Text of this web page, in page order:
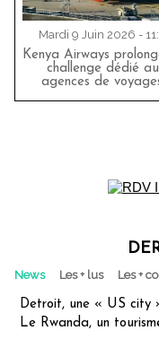
Mardi 9 Juin 2026 -
Kenya Airways
challenge dédié
agences de
News Les + lus Les +
Detroit, une « US city
Le Rwanda, un